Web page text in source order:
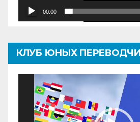
00:00
КЛУБ ЮНЫХ
Видеоплеер